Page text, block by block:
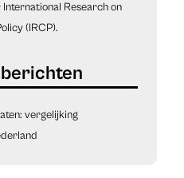
Research on
(IRCP).
vergelijking